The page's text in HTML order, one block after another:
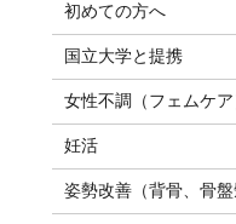
初めての方へ
国立大学と提携
女性不調（フェムケア
妊活
姿勢改善（背骨、骨盤